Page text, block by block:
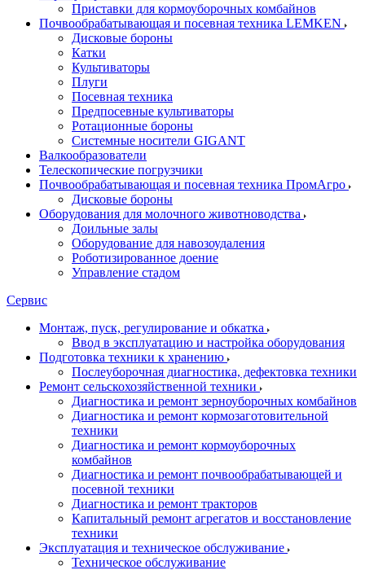
Приставки для кормоуборочных комбайнов
Почвообрабатывающая и посевная техника LEMKEN
Дисковые бороны
Катки
Культиваторы
Плуги
Посевная техника
Предпосевные культиваторы
Ротационные бороны
Системные носители GIGANT
Валкообразователи
Телескопические погрузчики
Почвообрабатывающая и посевная техника ПромАгро
Дисковые бороны
Оборудования для молочного животноводства
Доильные залы
Оборудование для навозоудаления
Роботизированное доение
Управление стадом
Сервис
Монтаж, пуск, регулирование и обкатка
Ввод в эксплуатацию и настройка оборудования
Подготовка техники к хранению
Послеуборочная диагностика, дефектовка техники
Ремонт сельскохозяйственной техники
Диагностика и ремонт зерноуборочных комбайнов
Диагностика и ремонт кормозаготовительной
техники
Диагностика и ремонт кормоуборочных
комбайнов
Диагностика и ремонт почвообрабатывающей и
посевной техники
Диагностика и ремонт тракторов
Капитальный ремонт агрегатов и восстановление
техники
Эксплуатация и техническое обслуживание
Техническое обслуживание